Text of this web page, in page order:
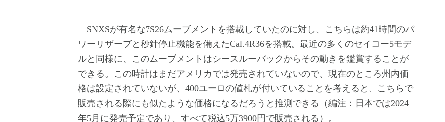
SNXSが有名な7S26ムーブメントを搭載していたのに対し、こちらは約41時間のパ
ワーリザーブと秒針停止機能を備えたCal.4R36を搭載。最近の多くのセイコー5モデ
ルと同様に、このムーブメントはシースルーバックからその動きを鑑賞することが
できる。この時計はまだアメリカでは発売されていないので、現在のところ州内価
格は設定されていないが、400ユーロの値札が付いていることを考えると、こちらで
販売される際にも似たような価格になるだろうと推測できる（編注：日本では2024
年5月に発売予定であり、すべて税込5万3900円で販売される）。